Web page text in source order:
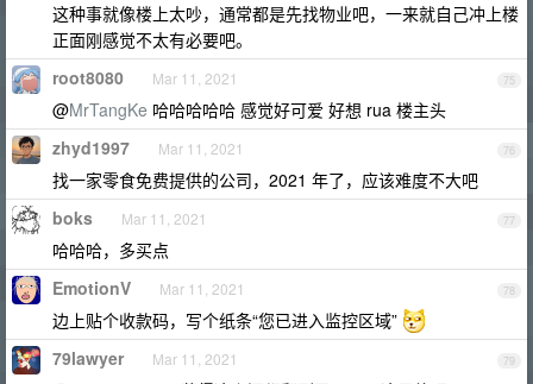
这种事就像楼上太吵，通常都是先找物业吧，一来就自己冲上楼
正面刚感觉不太有必要吧。
75
root8080 Mar 11, 2021
@MrTangKe 哈哈哈哈哈 感觉好可爱 好想 rua 楼主头
76
zhyd1997 Mar 11, 2021
找一家零食免费提供的公司，2021 年了，应该难度不大吧
77
boks Mar 11, 2021
哈哈哈，多买点
78
EmotionV Mar 11, 2021
边上贴个收款码，写个纸条“您已进入监控区域”
79
79lawyer Mar 11, 2021